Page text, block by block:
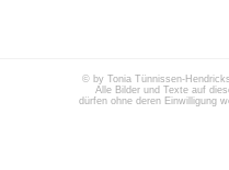
© by Tonia Tünnissen-
Alle Bilder und Texte auf
dürfen ohne deren Einwilligung